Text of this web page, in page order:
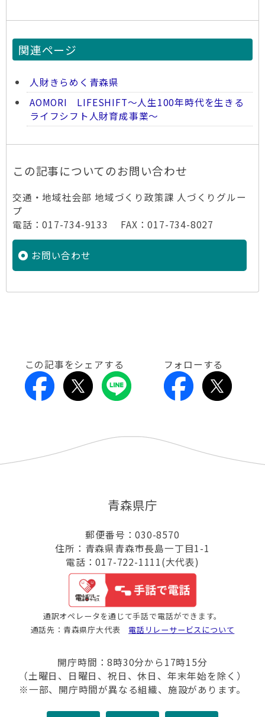
関連ページ
人財きらめく青森県
AOMORI LIFESHIFT～人生100年時代を生きる
ライフシフト人財育成事業～
この記事についてのお問い合わせ
交通・地域社会部 地域づくり政策課 人づくりグルー
プ
電話：017-734-9133 FAX：017-734-8027
お問い合わせ
この記事をシェアする フォローする
青森県庁
郵便番号：030-8570
住所：青森県青森市長島一丁目1-1
電話：017-722-1111(大代表)
通訳オペレータを通じて手話で電話ができます。
通話先：青森県庁大代表 電話リレーサービスについて
開庁時間：8時30分から17時15分
（土曜日、日曜日、祝日、休日、年末年始を除く）
※一部、開庁時間が異なる組織、施設があります。